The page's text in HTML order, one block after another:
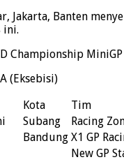
Jakarta, Banten
ini.
Championship MiniGP
(Eksebisi)
Kota
Tim
Subang
Racing
Bandung X1 GP
New GP